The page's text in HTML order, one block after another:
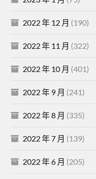
2022 年 12 月 (190)
2022 年 11 月 (322)
2022 年 10 月 (401)
2022 年 9 月 (241)
2022 年 8 月 (335)
2022 年 7 月 (139)
2022 年 6 月 (205)